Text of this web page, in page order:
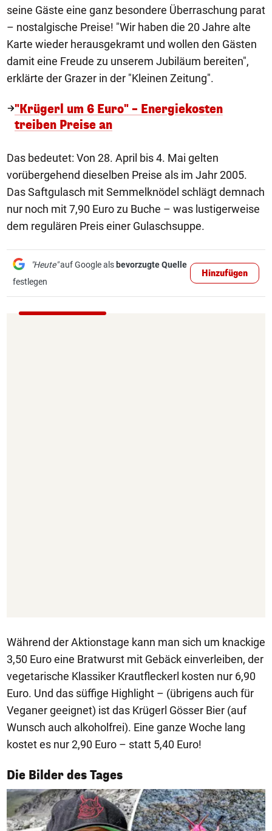
seine Gäste eine ganz besondere Überraschung parat
– nostalgische Preise! "Wir haben die 20 Jahre alte
Karte wieder herausgekramt und wollen den Gästen
damit eine Freude zu unserem Jubiläum bereiten",
erklärte der Grazer in der "Kleinen Zeitung".
"Krügerl um 6 Euro" – Energiekosten
treiben Preise an
Das bedeutet: Von 28. April bis 4. Mai gelten
vorübergehend dieselben Preise als im Jahr 2005.
Das Saftgulasch mit Semmelknödel schlägt demnach
nur noch mit 7,90 Euro zu Buche – was lustigerweise
dem regulären Preis einer Gulaschsuppe.
"Heute"auf Google als bevorzugte Quelle
festlegen
Hinzufügen
Während der Aktionstage kann man sich um knackige
3,50 Euro eine Bratwurst mit Gebäck einverleiben, der
vegetarische Klassiker Krautfleckerl kosten nur 6,90
Euro. Und das süffige Highlight – (übrigens auch für
Veganer geeignet) ist das Krügerl Gösser Bier (auf
Wunsch auch alkoholfrei). Eine ganze Woche lang
kostet es nur 2,90 Euro – statt 5,40 Euro!
Die Bilder des Tages
1/50